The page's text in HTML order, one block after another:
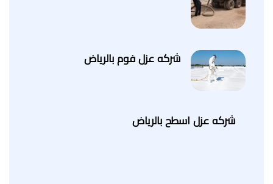
شركه عزل فوم بالرياض
شركه عزل اسطح بالرياض